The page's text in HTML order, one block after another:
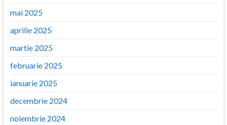
mai 2025
aprilie 2025
martie 2025
februarie 2025
ianuarie 2025
decembrie 2024
noiembrie 2024